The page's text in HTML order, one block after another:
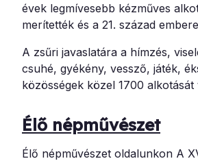
évek legmívesebb kézműves
merítették és a 21. század
A zsűri javaslatára a hímzés,
csuhé, gyékény, vessző, játék,
közösségek közel 1700
Élő népművészet
Élő népművészet oldalunkon A